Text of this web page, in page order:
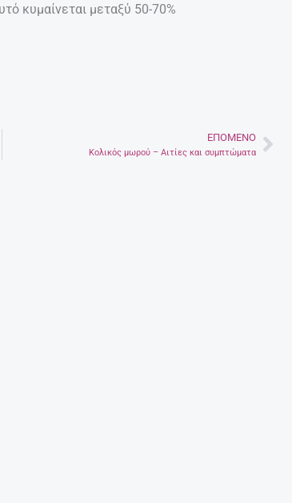
κυμαίνεται μεταξύ 50-70%
ΕΠΌΜΕΝΟ
Κολικός μωρού – Αιτίες και συμπτώματαNext